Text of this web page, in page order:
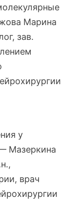
Марина
зав.
у
Мазеркина
врач